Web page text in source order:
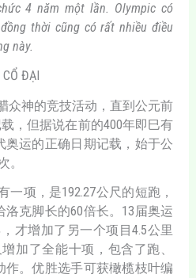
4 năm một lần. Olympic có
thời cũng có rất nhiều điều
này.
ĐẠI
众神的竞技活动，直到公元前
，但据说在前的400年即巳有
奥运的正确日期记载，始于公
。
一项，是192.27公尺的短跑，
克脚长的60倍长。13届奥运
才增加了另一个项目4.5公里
加了全能十项，包含了跑、
作。优胜选手可获橄榄枝叶编